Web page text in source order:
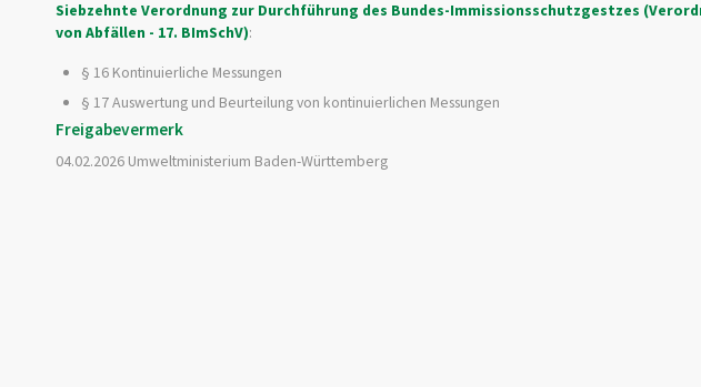
Siebzehnte Verordnung zur Durchführung des Bundes-Immissionsschutzgestzes
von Abfällen - 17. BImSchV):
§ 16 Kontinuierliche Messungen
§ 17 Auswertung und Beurteilung von kontinuierlichen Messungen
Freigabevermerk
04.02.2026 Umweltministerium Baden-Württemberg